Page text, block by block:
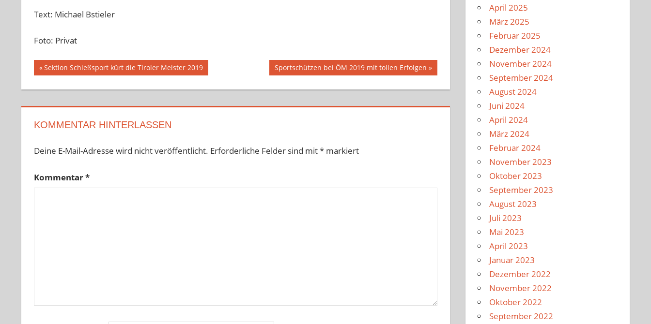
Text: Michael Bstieler
Foto: Privat
Beitragsnavigation
Vorheriger
Beitrag:
Sektion Schießsport kürt die Tiroler Meister 2019
Nächster
Beitrag:
Sportschützen bei ÖM 2019 mit tollen Erfolgen
KOMMENTAR HINTERLASSEN
Deine E-Mail-Adresse wird nicht veröffentlicht. Erforderliche Felder sind mit*markiert
Kommentar*
April 2025
März 2025
Februar 2025
Dezember 2024
November 2024
September 2024
August 2024
Juni 2024
April 2024
März 2024
Februar 2024
November 2023
Oktober 2023
September 2023
August 2023
Juli 2023
Mai 2023
April 2023
Januar 2023
Dezember 2022
November 2022
Oktober 2022
September 2022